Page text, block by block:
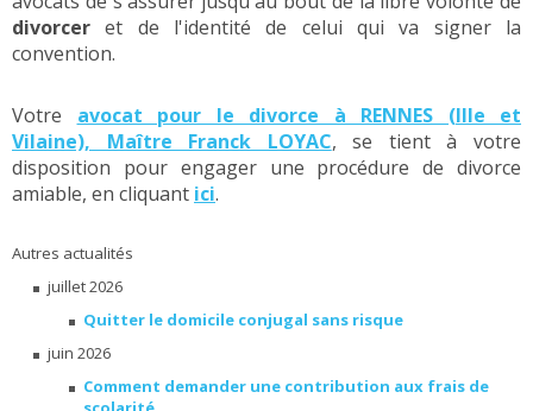
divorcer et de l'identité de celui qui va signer la
convention.
Votre avocat pour le divorce à RENNES (Ille et
Vilaine), Maître Franck LOYAC, se tient à votre
disposition pour engager une procédure de divorce
amiable, en cliquant ici.
Autres actualités
juillet 2026
Quitter le domicile conjugal sans risque
juin 2026
Comment demander une contribution aux frais de